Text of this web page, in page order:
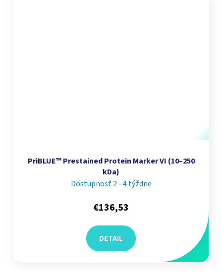
PriBLUE™ Prestained Protein Marker VI (10–250
kDa)
Dostupnosť 2 - 4 týždne
€136,53
DETAIL